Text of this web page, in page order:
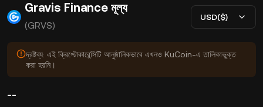
Gravis Finance মূল্য
(GRVS)
USD($)
দ্রষ্টব্য: এই ক্রিপ্টোকারেন্সিটি আনুষ্ঠানিকভাবে এখনও KuCoin-এ তালিকাভুক্ত
করা হয়নি।
--